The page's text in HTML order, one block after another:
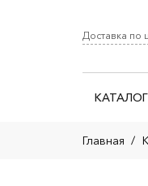
Доставка по
КАТАЛОГ
Главная /